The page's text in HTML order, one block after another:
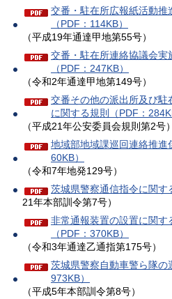
交番・駐在所広報紙活動推
（PDF：114KB）
（平成19年通達甲地第55号）
交番・駐在所連絡協議会実
（PDF：247KB）
（令和2年通達甲地第149号）
交番その他の派出所及び
に関する規則（PDF：
（平成21年公安委員会規則第2号）
地域部地域課巡回連絡推進
60KB）
（令和7年地発129号）
茨城県警察通信指令に関す
21年本部訓令第7号）
非常通報装置の設置に関す
（PDF：370KB）
（令和3年通達乙通指第175号）
茨城県警察自動車警ら隊の
973KB）
（平成5年本部訓令第8号）